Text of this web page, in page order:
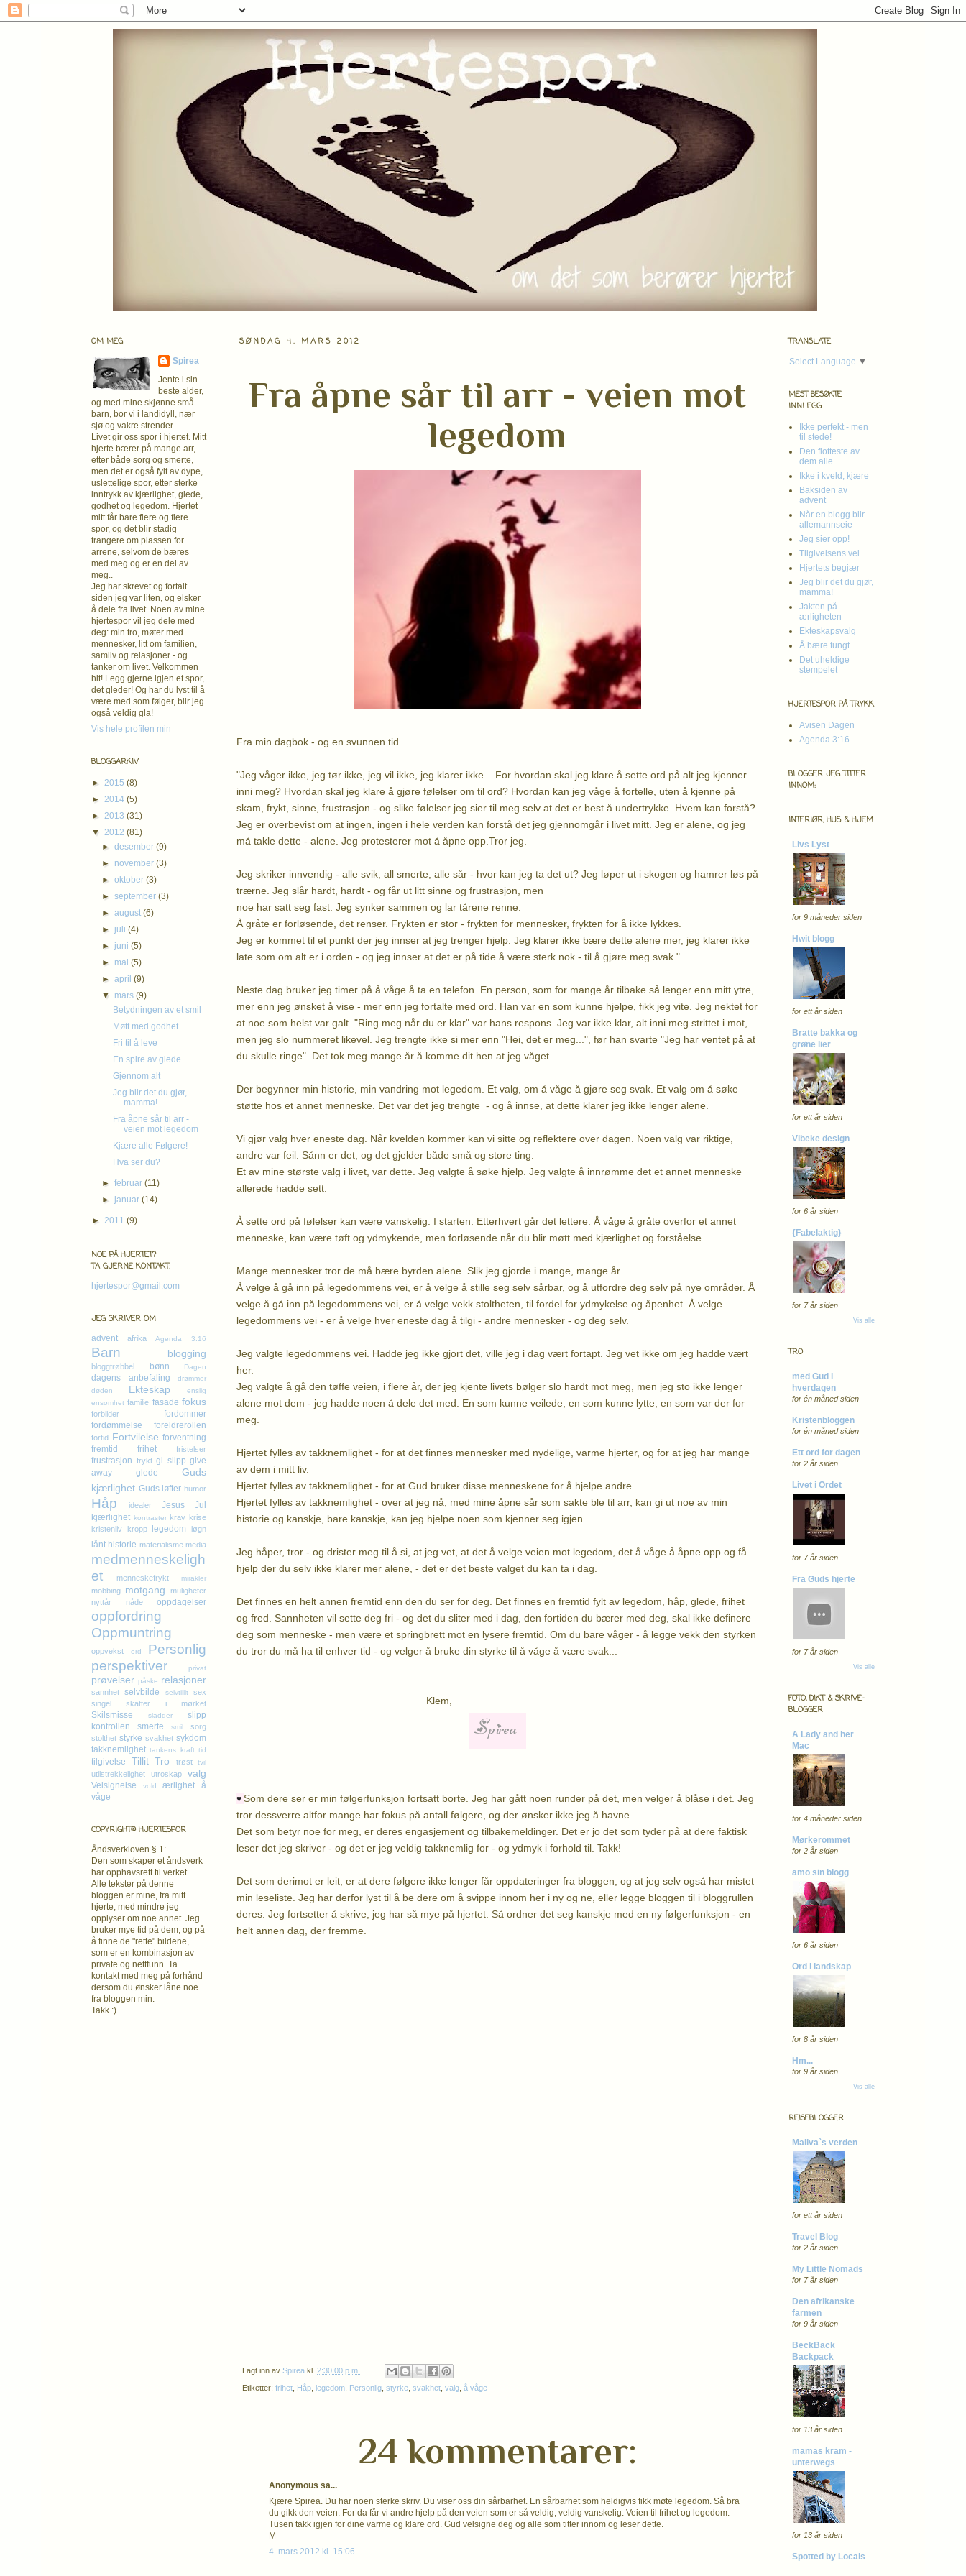
SØNDAG 4. MARS 2012
Fra åpne sår til arr - veien mot
legedom
Fra min dagbok - og en svunnen tid...
"Jeg våger ikke, jeg tør ikke, jeg vil ikke, jeg klarer ikke... For hvordan skal jeg klare å sette ord på alt jeg kjenner
inni meg? Hvordan skal jeg klare å gjøre følelser om til ord? Hvordan kan jeg våge å fortelle, uten å kjenne på
skam, frykt, sinne, frustrasjon - og slike følelser jeg sier til meg selv at det er best å undertrykke. Hvem kan forstå?
Jeg er overbevist om at ingen, ingen i hele verden kan forstå det jeg gjennomgår i livet mitt. Jeg er alene, og jeg
må takle dette - alene. Jeg protesterer mot å åpne opp.Tror jeg.
Jeg skriker innvendig - alle svik, all smerte, alle sår - hvor kan jeg ta det ut? Jeg løper ut i skogen og hamrer løs på
trærne. Jeg slår hardt, hardt - og får ut litt sinne og frustrasjon, men
noe har satt seg fast. Jeg synker sammen og lar tårene renne.
Å gråte er forløsende, det renser. Frykten er stor - frykten for mennesker, frykten for å ikke lykkes.
Jeg er kommet til et punkt der jeg innser at jeg trenger hjelp. Jeg klarer ikke bære dette alene mer, jeg klarer ikke
late som om alt er i orden - og jeg innser at det er på tide å være sterk nok - til å gjøre meg svak."
Neste dag bruker jeg timer på å våge å ta en telefon. En person, som for mange år tilbake så lenger enn mitt ytre,
mer enn jeg ønsket å vise - mer enn jeg fortalte med ord. Han var en som kunne hjelpe, fikk jeg vite. Jeg nektet for
at noe som helst var galt. "Ring meg når du er klar" var hans respons. Jeg var ikke klar, alt inni meg strittet i mot,
men jeg slo nummeret likevel. Jeg trengte ikke si mer enn "Hei, det er meg...", før han svarte "Jeg har ventet på at
du skulle ringe". Det tok meg mange år å komme dit hen at jeg våget.
Der begynner min historie, min vandring mot legedom. Et valg, om å våge å gjøre seg svak. Et valg om å søke
støtte hos et annet menneske. Det var det jeg trengte - og å innse, at dette klarer jeg ikke lenger alene.
Vi gjør valg hver eneste dag. Når kvelden kommer kan vi sitte og reflektere over dagen. Noen valg var riktige,
andre var feil. Sånn er det, og det gjelder både små og store ting.
Et av mine største valg i livet, var dette. Jeg valgte å søke hjelp. Jeg valgte å innrømme det et annet menneske
allerede hadde sett.
Å sette ord på følelser kan være vanskelig. I starten. Etterhvert går det lettere. Å våge å gråte overfor et annet
menneske, kan være tøft og ydmykende, men forløsende når du blir møtt med kjærlighet og forståelse.
Mange mennesker tror de må bære byrden alene. Slik jeg gjorde i mange, mange år.
Å velge å gå inn på legedommens vei, er å velge å stille seg selv sårbar, og å utfordre deg selv på nye områder. Å
velge å gå inn på legedommens vei, er å velge vekk stoltheten, til fordel for ydmykelse og åpenhet. Å velge
legedommens vei - er å velge hver eneste dag å tilgi - andre mennesker - og deg selv.
Jeg valgte legedommens vei. Hadde jeg ikke gjort det, ville jeg i dag vært fortapt. Jeg vet ikke om jeg hadde vært
her.
Jeg valgte å gå den tøffe veien, i flere år, der jeg kjente livets bølger slo hardt mot meg, men jeg sto ikke lenger
alene mot dem - jeg hadde noen å dele det med. En som kunne veilede, en som kunne lytte, en som var der for
meg.
Hjertet fylles av takknemlighet - for at det finnes mennesker med nydelige, varme hjerter, og for at jeg har mange
av dem i mitt liv.
Hjertet fylles av takknemlighet - for at Gud bruker disse menneskene for å hjelpe andre.
Hjertet fylles av takknemlighet - over at jeg nå, med mine åpne sår som sakte ble til arr, kan gi ut noe av min
historie og kanskje, bare kanskje, kan jeg hjelpe noen som kjenner seg igjen....
Jeg håper, tror - og drister meg til å si, at jeg vet, at det å velge veien mot legedom, det å våge å åpne opp og få
hjelp der du selv ikke klarer mer alene, - det er det beste valget du kan ta i dag.
Det finnes en helt annen fremtid enn den du ser for deg. Det finnes en fremtid fylt av legedom, håp, glede, frihet
og fred. Sannheten vil sette deg fri - og det du sliter med i dag, den fortiden du bærer med deg, skal ikke definere
deg som menneske - men være et springbrett mot en lysere fremtid. Om du bare våger - å legge vekk den styrken
du tror du må ha til enhver tid - og velger å bruke din styrke til å våge å være svak...
Klem,
♥ Som dere ser er min følgerfunksjon fortsatt borte. Jeg har gått noen runder på det, men velger å blåse i det. Jeg
tror dessverre altfor mange har fokus på antall følgere, og der ønsker ikke jeg å havne.
Det som betyr noe for meg, er deres engasjement og tilbakemeldinger. Det er jo det som tyder på at dere faktisk
leser det jeg skriver - og det er jeg veldig takknemlig for - og ydmyk i forhold til. Takk!
Det som derimot er leit, er at dere følgere ikke lenger får oppdateringer fra bloggen, og at jeg selv også har mistet
min leseliste. Jeg har derfor lyst til å be dere om å svippe innom her i ny og ne, eller legge bloggen til i bloggrullen
deres. Jeg fortsetter å skrive, jeg har så mye på hjertet. Så ordner det seg kanskje med en ny følgerfunksjon - en
helt annen dag, der fremme.
Lagt inn av Spirea kl. 2:30:00 p.m.
Etiketter: frihet Håp legedom Personlig styrke svakhet valg å våge
24 kommentarer:
Anonymous sa...
Kjære Spirea. Du har noen sterke skriv. Du viser oss din sårbarhet. En sårbarhet som heldigvis fikk møte legedom. Så bra
du gikk den veien. For da får vi andre hjelp på den veien som er så veldig, veldig vanskelig. Veien til frihet og legedom.
Tusen takk igjen for dine varme og klare ord. Gud velsigne deg og alle som titter innom og leser dette.
M
4. mars 2012 kl. 15:06
OM MEG
Spirea
Jente i sin
beste alder,
og med mine skjønne små
barn, bor vi i landidyll, nær
sjø og vakre strender.
Livet gir oss spor i hjertet. Mitt
hjerte bærer på mange arr,
etter både sorg og smerte,
men det er også fylt av dype,
uslettelige spor, etter sterke
inntrykk av kjærlighet, glede,
godhet og legedom. Hjertet
mitt får bare flere og flere
spor, og det blir stadig
trangere om plassen for
arrene, selvom de bæres
med meg og er en del av
meg..
Jeg har skrevet og fortalt
siden jeg var liten, og elsker
å dele fra livet. Noen av mine
hjertespor vil jeg dele med
deg: min tro, møter med
mennesker, litt om familien,
samliv og relasjoner - og
tanker om livet. Velkommen
hit! Legg gjerne igjen et spor,
det gleder! Og har du lyst til å
være med som følger, blir jeg
også veldig gla!
Vis hele profilen min
BLOGGARKIV
► 2015 (8)
► 2014 (5)
► 2013 (31)
▼ 2012 (81)
►desember(9)
► november(3)
►oktober(3)
►september(3)
►august(6)
► juli(4)
► juni(5)
► mai(5)
►april(9)
▼ mars(9)
Betydningen av et smil
Møtt med godhet
Fri til å leve
En spire av glede
Gjennom alt
Jeg blir det du gjør,
mamma!
Fra åpne sår til arr -
veien mot legedom
Kjære alle Følgere!
Hva ser du?
►februar(11)
► januar(14)
► 2011 (9)
NOE PÅ HJERTET?
TA GJERNE KONTAKT:
hjertespor@gmail.com
JEG SKRIVER OM
advent afrika Agenda 3:16
Barn blogging
bloggtrøbbel bønn Dagen
dagens anbefaling
drømmer
døden
Ekteskap
enslig
ensomhet familie fasade fokus
forbilder
fordommer
fordømmelse
foreldrerollen
fortid Fortvilelse forventning
fremtid
frihet fristelser
frustrasjon frykt gi slipp give
away
glede
Guds
kjærlighet Guds løfter humor
Håp idealer Jesus
Jul
kjærlighet kontraster krav krise
kristenliv kropp legedom løgn
lånt historie materialisme media
medmenneskeligh
et
menneskefrykt mirakler
mobbing motgang
muligheter
nyttår
nåde oppdagelser
oppfordring
Oppmuntring
oppvekst ord
Personlig
perspektiver
privat
prøvelser påske relasjoner
sannhet selvbilde selvtillit
sex
singel
skatter i mørket
Skilsmisse sladder
slipp
kontrollen
smerte smil
sorg
stolthet styrke svakhet sykdom
takknemlighet tankens kraft tid
tilgivelse Tillit Tro trøst tvil
utilstrekkelighet utroskap valg
Velsignelse vold ærlighet
å
våge
COPYRIGHT© HJERTESPOR
Åndsverkloven § 1:
Den som skaper et åndsverk
har opphavsretttil verket.
Alle tekster på denne
bloggen er mine, fra mitt
hjerte, med mindre jeg
opplyser om noe annet. Jeg
bruker mye tid på dem, og på
å finne de "rette" bildene,
som er en kombinasjon av
private og nettfunn. Ta
kontakt med meg på forhånd
dersom du ønsker låne noe
fra bloggen min.
Takk :)
TRANSLATE
Select Language ▼
MEST BESØKTE
INNLEGG
Ikke perfekt - men
til stede!
Den flotteste av
dem alle
Ikke i kveld, kjære
Baksiden av
advent
Når en blogg blir
allemannseie
Jeg sier opp!
Tilgivelsens vei
Hjertets begjær
Jeg blir det du gjør,
mamma!
Jakten på
ærligheten
Ekteskapsvalg
Å bære tungt
Det uheldige
stempelet
HJERTESPOR PÅ TRYKK
Avisen Dagen
Agenda 3:16
BLOGGER JEG TITTER
INNOM:
INTERIØR, HUS & HJEM
Livs Lyst
for 9 måneder siden
Hwit blogg
for ett år siden
Bratte bakka og
grøne lier
for ett år siden
Vibeke design
for 6 år siden
{Fabelaktig}
for 7 år siden
Vis alle
TRO
med Gud i
hverdagen
for én måned siden
Kristenbloggen
for én måned siden
Ett ord for dagen
for 2 år siden
Livet i Ordet
for 7 år siden
Fra Guds hjerte
for 7 år siden
Vis alle
FOTO, DIKT & SKRIVE-
BLOGGER
A Lady and her
Mac
for 4 måneder siden
Mørkerommet
for 2 år siden
amo sin blogg
for 6 år siden
Ord i landskap
for 8 år siden
Hm...
for 9 år siden
Vis alle
REISEBLOGGER
Maliva`s verden
for ett år siden
Travel Blog
for 2 år siden
My Little Nomads
for 7 år siden
Den afrikanske
farmen
for 9 år siden
BeckBack
Backpack
for 13 år siden
mamas kram -
unterwegs
for 13 år siden
Spotted by Locals